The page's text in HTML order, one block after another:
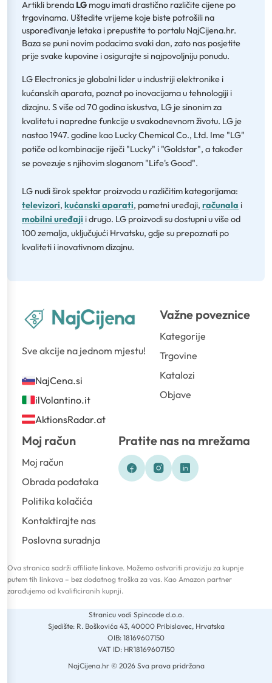
Artikli brenda LG mogu imati drastično različite cijene po
trgovinama. Uštedite vrijeme koje biste potrošili na
uspoređivanje letaka i prepustite to portalu NajCijena.hr.
Baza se puni novim podacima svaki dan, zato nas posjetite
prije svake kupovine i osigurajte si najpovoljniju ponudu.
LG Electronics je globalni lider u industriji elektronike i
kućanskih aparata, poznat po inovacijama u tehnologiji i
dizajnu. S više od 70 godina iskustva, LG je sinonim za
kvalitetu i napredne funkcije u svakodnevnom životu. LG je
nastao 1947. godine kao Lucky Chemical Co., Ltd. Ime "LG"
potiče od kombinacije riječi "Lucky" i "Goldstar", a također
se povezuje s njihovim sloganom "Life's Good".
LG nudi širok spektar proizvoda u različitim kategorijama:
televizori, kućanski aparati, pametni uređaji, računala i
mobilni uređaji i drugo. LG proizvodi su dostupni u više od
100 zemalja, uključujući Hrvatsku, gdje su prepoznati po
kvaliteti i inovativnom dizajnu.
Sve akcije na jednom mjestu!
NajCena.si
ilVolantino.it
AktionsRadar.at
Važne poveznice
Kategorije
Trgovine
Katalozi
Objave
Moj račun
Moj račun
Obrada podataka
Politika kolačića
Kontaktirajte nas
Poslovna suradnja
Pratite nas na mrežama
Ova stranica sadrži affiliate linkove. Možemo ostvariti proviziju za kupnje
putem tih linkova – bez dodatnog troška za vas. Kao Amazon partner
zarađujemo od kvalificiranih kupnji.
Stranicu vodi Spincode d.o.o.
Sjedište: R. Boškovića 43, 40000 Pribislavec, Hrvatska
OIB: 18169607150
VAT ID: HR18169607150
NajCijena.hr © 2026 Sva prava pridržana